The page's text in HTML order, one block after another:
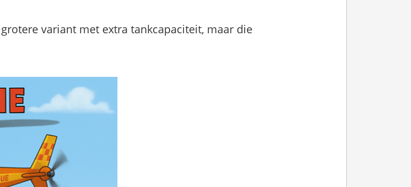
variant met extra tankcapaciteit, maar die